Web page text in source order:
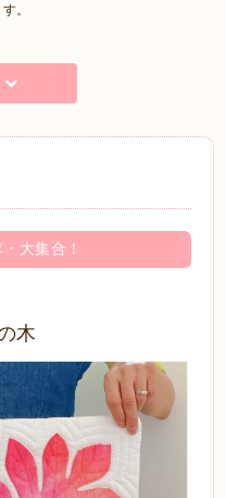
。
大集合！
木